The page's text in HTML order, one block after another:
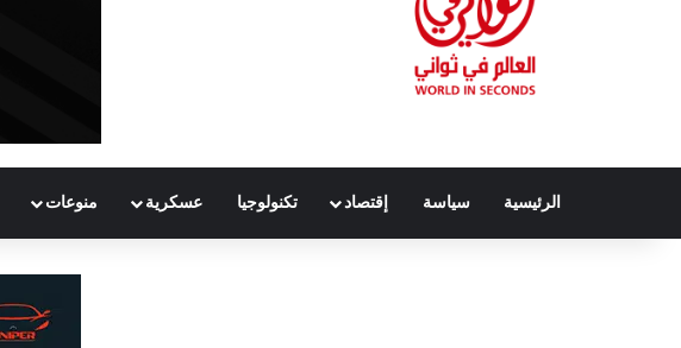
الرئيسية سياسة إقتصاد تكنولوجيا عسكرية منوعات